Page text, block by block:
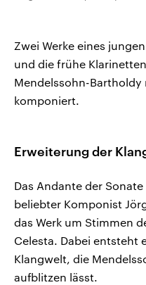
Zwei Werke eines
und die frühe
Mendelssohn-Bartholdy
komponiert.
Erweiterung der
Das Andante der
beliebter Komponist
das Werk um Stimmen
Celesta. Dabei entsteht
Klangwelt, die
aufblitzen lässt.